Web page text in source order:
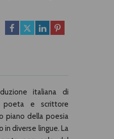
italiana di
e scrittore
piano della poesia
diverse lingue. La